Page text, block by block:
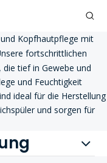
Kopfhautpflege mit
fortschrittlichen
tief in Gewebe und
und Feuchtigkeit
ideal für die Herstellung
und sorgen für